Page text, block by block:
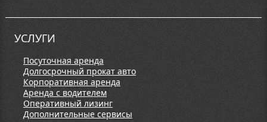
УСЛУГИ
Посуточная аренда
Долгосрочный прокат авто
Корпоративная аренда
Аренда с водителем
Оперативный лизинг
Дополнительные сервисы